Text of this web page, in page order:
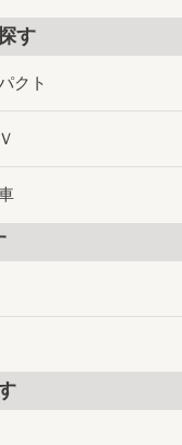
す
クト